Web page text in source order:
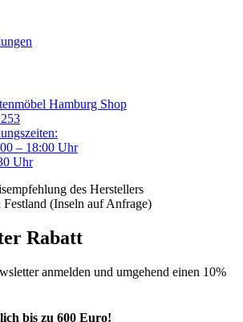
Hamburg Shop
– 18:00 Uhr
Uhr
des Herstellers
(Inseln auf Anfrage)
Rabatt
anmelden und umgehend einen 10%
bis zu 600 Euro!